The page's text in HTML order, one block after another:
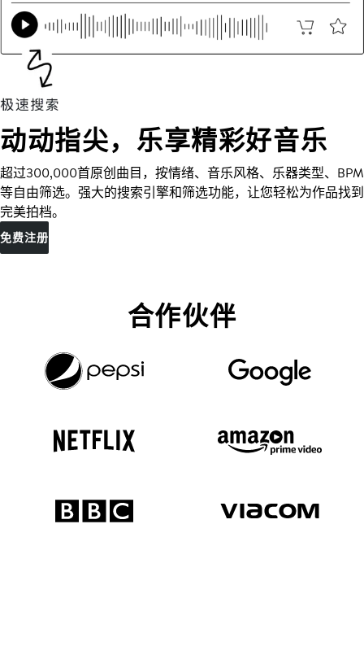
动动指尖，乐享精彩好音乐
超过300,000首原创曲目，按情绪、音乐风格、乐器类型、BPM
等自由筛选。强大的搜索引擎和筛选功能，让您轻松为作品找到
完美拍档。
免费注册
合作伙伴